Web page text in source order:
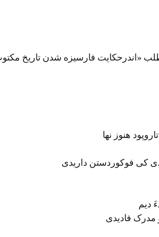
فارسیزه شدن تاریخ مکتوب»
هنوز نها
کی فوکوردستن داریدی
دیم
مدرک فادیدی